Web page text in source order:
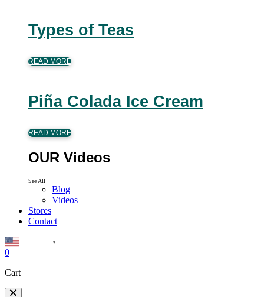
Types of Teas
READ MORE
Piña Colada Ice Cream
READ MORE
OUR Videos
See All
Blog
Videos
Stores
Contact
▼
0
Cart